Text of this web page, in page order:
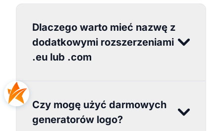
Dlaczego warto mieć nazwę z
dodatkowymi rozszerzeniami
.eu lub .com
Czy mogę użyć darmowych
generatorów logo?